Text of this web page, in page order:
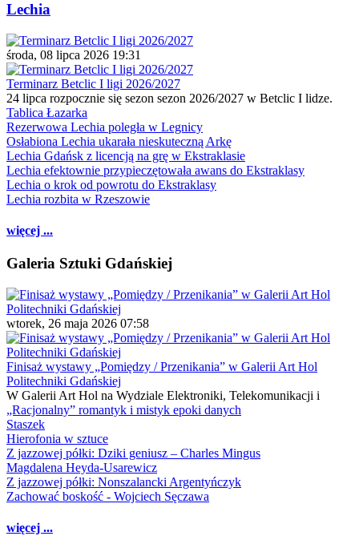
Lechia
środa, 08 lipca 2026 19:31
Terminarz Betclic I ligi 2026/2027
24 lipca rozpocznie się sezon sezon 2026/2027 w Betclic I lidze.
Tablica Łazarka
Rezerwowa Lechia poległa w Legnicy
Osłabiona Lechia ukarała nieskuteczną Arkę
Lechia Gdańsk z licencją na grę w Ekstraklasie
Lechia efektownie przypieczętowała awans do Ekstraklasy
Lechia o krok od powrotu do Ekstraklasy
Lechia rozbita w Rzeszowie
więcej ...
Galeria Sztuki Gdańskiej
wtorek, 26 maja 2026 07:58
Finisaż wystawy „Pomiędzy / Przenikania” w Galerii Art Hol
Politechniki Gdańskiej
W Galerii Art Hol na Wydziale Elektroniki, Telekomunikacji i
„Racjonalny” romantyk i mistyk epoki danych
Staszek
Hierofonia w sztuce
Z jazzowej półki: Dziki geniusz – Charles Mingus
Magdalena Heyda-Usarewicz
Z jazzowej półki: Nonszalancki Argentyńczyk
Zachować boskość - Wojciech Sęczawa
więcej ...